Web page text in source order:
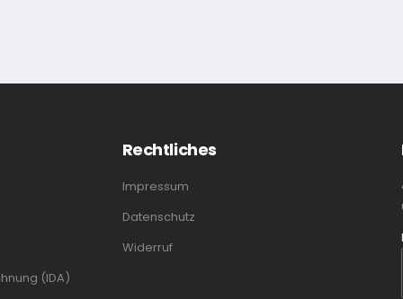
(IDA)
Rechtliches
Impressum
Datenschutz
Widerruf